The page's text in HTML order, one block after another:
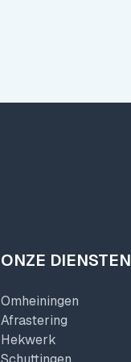
ONZE DIENSTEN
Omheiningen
Afrastering
Hekwerk